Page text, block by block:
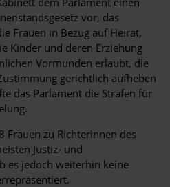
vor, das
Frauen in Bezug auf Heirat,
Kinder und deren Erziehung
Vormunden erlaubt, die
gerichtlich aufheben
das Parlament die Strafen für
zu Richterinnen des
Justiz- und
es jedoch weiterhin keine